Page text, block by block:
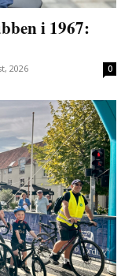
i 1967:
2026 0